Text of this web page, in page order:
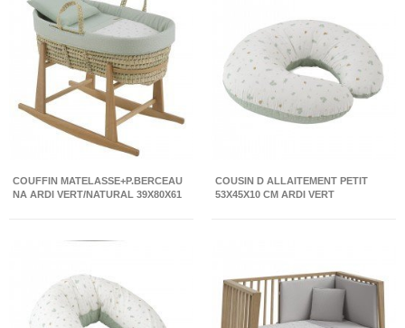
COUFFIN MATELASSE+P.BERCEAU
NA ARDI VERT/NATURAL 39X80X61
COUSIN D ALLAITEMENT PETIT
53X45X10 CM ARDI VERT